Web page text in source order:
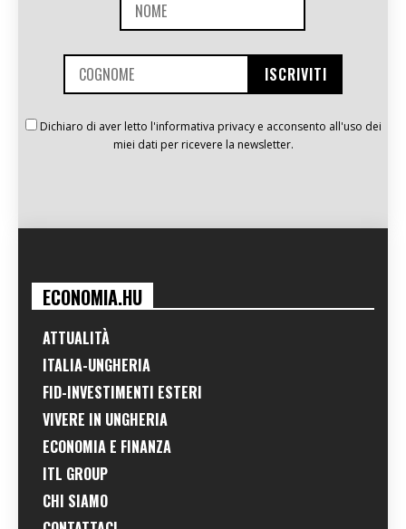
Dichiaro di aver letto l'informativa privacy e acconsento all'uso dei
miei dati per ricevere la newsletter.
ECONOMIA.HU
ATTUALITÀ
ITALIA-UNGHERIA
FID-INVESTIMENTI ESTERI
VIVERE IN UNGHERIA
ECONOMIA E FINANZA
ITL GROUP
CHI SIAMO